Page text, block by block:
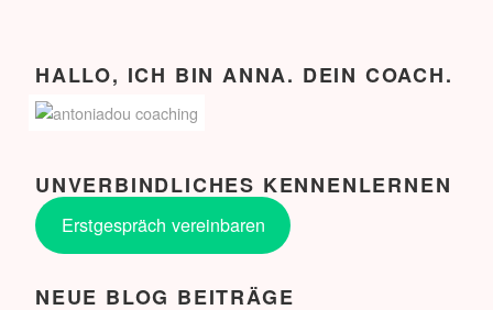
HALLO, ICH BIN ANNA. DEIN COACH.
UNVERBINDLICHES KENNENLERNEN
Erstgespräch vereinbaren
NEUE BLOG BEITRÄGE